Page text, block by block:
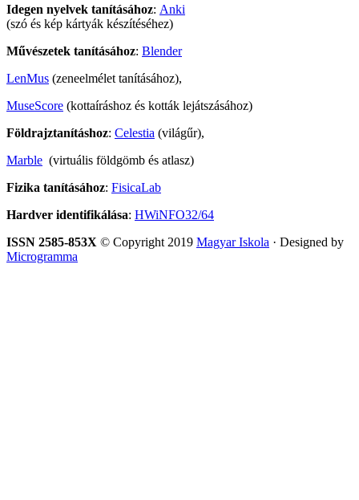
Idegen nyelvek tanításához: Anki
(szó és kép kártyák készítéséhez)
Művészetek tanításához: Blender
LenMus (zeneelmélet tanításához),
MuseScore (kottaíráshoz és kották lejátszásához)
Földrajztanításhoz: Celestia (világűr),
Marble (virtuális földgömb és atlasz)
Fizika tanításához: FisicaLab
Hardver identifikálása: HWiNFO32/64
ISSN 2585-853X © Copyright 2019 Magyar Iskola · Designed by
Microgramma